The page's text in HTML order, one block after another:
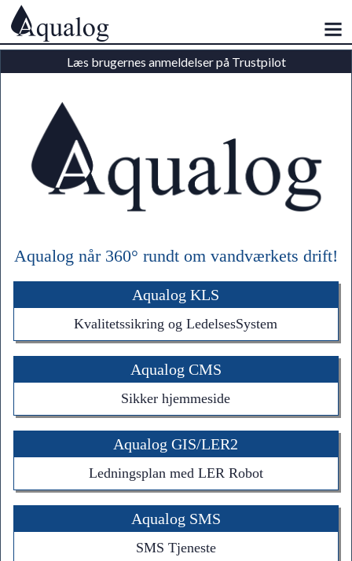
Læs brugernes anmeldelser på Trustpilot
Aqualog når 360° rundt om vandværkets drift!
Aqualog KLS
Kvalitetssikring og LedelsesSystem
Aqualog CMS
Sikker hjemmeside
Aqualog GIS/LER2
Ledningsplan med LER Robot
Aqualog SMS
SMS Tjeneste